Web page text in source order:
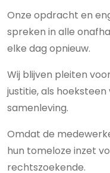
Onze opdracht en
spreken in alle
elke dag opnieuw.
Wij blijven pleiten
justitie, als
samenleving.
Omdat de
hun tomeloze inzet
rechtszoekende.